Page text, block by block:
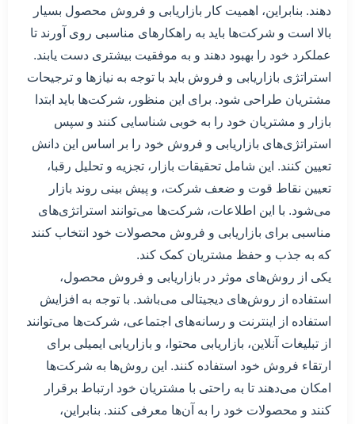
دهند. بنابراین، اهمیت کار بازاریابی و فروش محصول بسیار
بالا است و شرکت‌ها باید به راهکارهای مناسبی روی آورند تا
عملکرد خود را بهبود دهند و به موفقیت بیشتری دست یابند.
استراتژی بازاریابی و فروش باید با توجه به نیازها و ترجیحات
مشتریان طراحی شود. برای این منظور، شرکت‌ها باید ابتدا
بازار و مشتریان خود را به خوبی شناسایی کنند و سپس
استراتژی‌های بازاریابی و فروش خود را بر اساس این دانش
تعیین کنند. این شامل تحقیقات بازار، تجزیه و تحلیل رقبا،
تعیین نقاط قوت و ضعف شرکت، و پیش بینی روند بازار
می‌شود. با این اطلاعات، شرکت‌ها می‌توانند استراتژی‌های
مناسبی برای بازاریابی و فروش محصولات خود انتخاب کنند
که به جذب و حفظ مشتریان کمک کند.
یکی از روش‌های موثر در بازاریابی و فروش محصول،
استفاده از روش‌های دیجیتالی می‌باشد. با توجه به افزایش
استفاده از اینترنت و رسانه‌های اجتماعی، شرکت‌ها می‌توانند
از تبلیغات آنلاین، بازاریابی محتوا، و بازاریابی ایمیلی برای
ارتقاء فروش خود استفاده کنند. این روش‌ها به شرکت‌ها
امکان می‌دهند تا به راحتی با مشتریان خود ارتباط برقرار
کنند و محصولات خود را به آن‌ها معرفی کنند. بنابراین،